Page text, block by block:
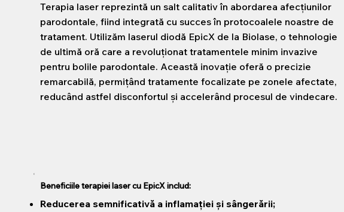
Terapia laser reprezintă un salt calitativ în abordarea afecțiunilor
parodontale, fiind integrată cu succes în protocoalele noastre de
tratament. Utilizăm laserul diodă EpicX de la Biolase, o tehnologie
de ultimă oră care a revoluționat tratamentele minim invazive
pentru bolile parodontale. Această inovație oferă o precizie
remarcabilă, permițând tratamente focalizate pe zonele afectate,
reducând astfel disconfortul și accelerând procesul de vindecare.
Beneficiile terapiei laser cu EpicX includ:
Reducerea semnificativă a inflamației și sângerării;